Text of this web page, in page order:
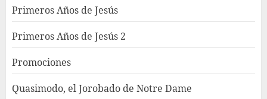
Primeros Años de Jesús
Primeros Años de Jesús 2
Promociones
Quasimodo, el Jorobado de Notre Dame